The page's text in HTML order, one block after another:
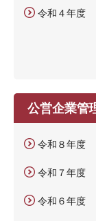
令和４年度
公営企業管
令和８年度
令和７年度
令和６年度